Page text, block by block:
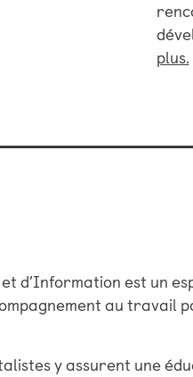
plus.
d’Information est un
au travail
y assurent une